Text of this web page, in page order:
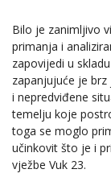
Bilo je zanimljivo
primanja i
zapovijedi u
zapanjujuće je
i nepredviđene
temelju koje
toga se moglo
učinkovit što je i
vježbe Vuk 23.